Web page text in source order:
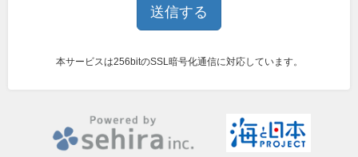
本サービスは256bitのSSL暗号化通信に対応しています。